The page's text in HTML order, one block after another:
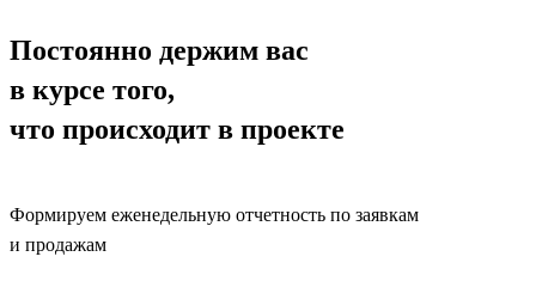
Постоянно держим вас
в курсе того,
что происходит в проекте
Формируем еженедельную отчетность по заявкам
и продажам